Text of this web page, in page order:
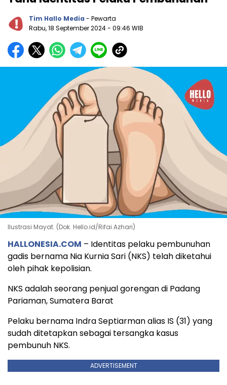
Tim Hallo Media - Pewarta
Rabu, 18 September 2024- 09:46 WIB
Ilustrasi Mayat. (Dok. Hello.id/Rifai Azhari)
HALLONESIA.COM – Identitas pelaku pembunuhan
gadis bernama Nia Kurnia Sari (NKS) telah diketahui
oleh pihak kepolisian.
NKS adalah seorang penjual gorengan di Padang
Pariaman, Sumatera Barat
Pelaku bernama Indra Septiarman alias IS (31) yang
sudah ditetapkan sebagai tersangka kasus
pembunuh NKS.
ADVERTISEMENT